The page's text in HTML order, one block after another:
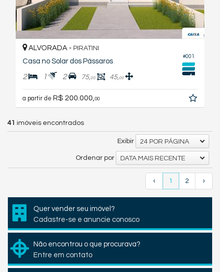
#001
ALVORADA - PIRATINI
Casa no Solar dos Pássaros
2 1 2 75,00 45,00
a partir de R$ 200.000, 00
41 imóveis encontrados
Exibir 24 POR PÁGINA
Ordenar por DATA MAIS RECENTE
‹ 1 2 ›
Quer vender seu imóvel?
Cadastre-se e anuncie conosco
Não encontrou o que procurava?
Entre em contato